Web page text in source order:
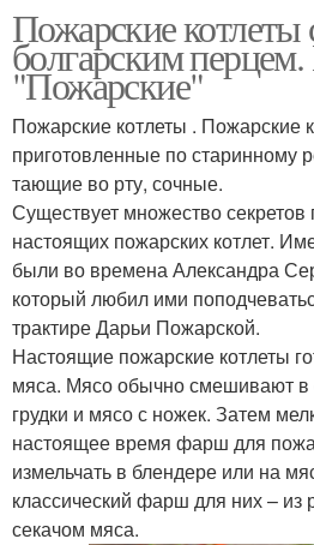
Пожарские
болгарским
"Пожарские"
Пожарские котлеты . Пожарские
приготовленные по старинному
тающие во рту, сочные.
Существует множество секретов
настоящих пожарских котлет.
были во времена Александра
который любил ими
трактире Дарьи Пожарской.
Настоящие пожарские котлеты
мяса. Мясо обычно смешивают
грудки и мясо с ножек. Затем
настоящее время фарш для
измельчать в блендере или на
классический фарш для них – из
секачом мяса.